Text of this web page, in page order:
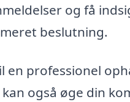
og få
beslutning.
en professionel
også øge din